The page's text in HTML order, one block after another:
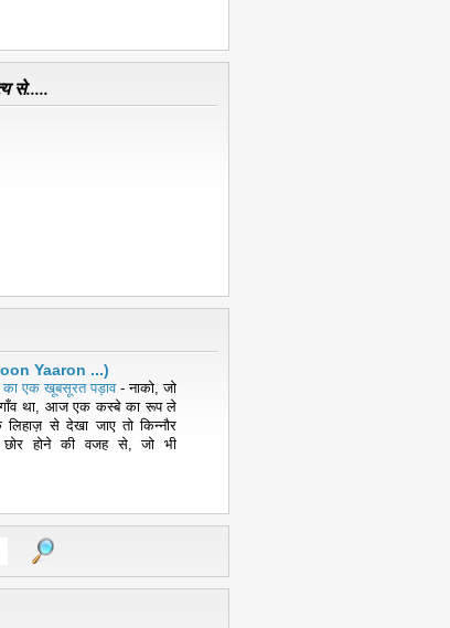
से.....
Yaaron ...)
का एक खूबसूरत पड़ाव-नाको, जो
गाँव था, आज एक कस्बे का रूप ले
से देखा जाए तो किन्नौर
होने की वजह से, जो भी